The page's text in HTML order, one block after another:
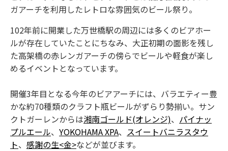
ガアーチを利用したレトロな雰囲気のビール祭り。
102年前に開業した万世橋駅の周辺には多くのビアホー
ルが存在していたことにちなみ、大正初期の面影を残し
た高架橋の赤レンガアーチの傍らでビールや軽食が楽し
めるイベントとなっています。
開催3年目となる今年のビアアーチには、バラエティー豊
かな約70種類のクラフト瓶ビールがずらり勢揃い。サン
クトガーレンからは湘南ゴールド(オレンジ)、 パイナッ
プルエール、 YOKOHAMA XPA、 スイートバニラスタウ
ト、 感謝の生<金>などが並びます。